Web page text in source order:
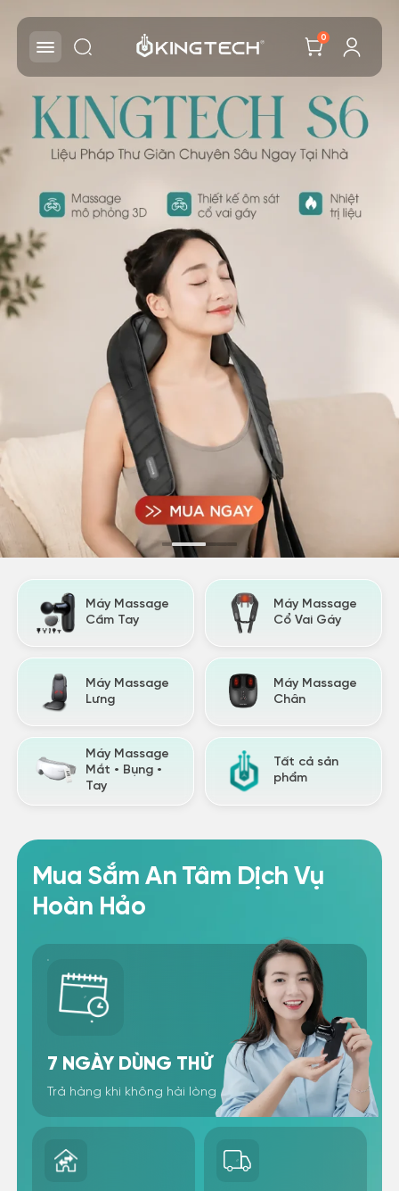
0
Máy Massage
Cầm Tay
Máy Massage
Cổ Vai Gáy
Máy Massage
Lưng
Máy Massage
Chân
Máy Massage
Mắt • Bụng •
Tay
Tất cả sản
phẩm
Mua Sắm An Tâm Dịch Vụ
Hoàn Hảo
7 NGÀY DÙNG THỬ
Trả hàng khi không hài lòng